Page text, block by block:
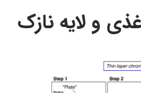
و لایه نازک